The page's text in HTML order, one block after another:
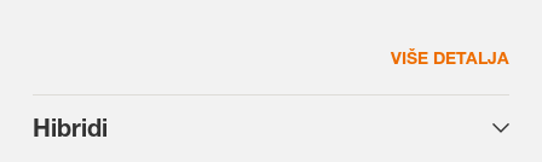
VIŠE DETALJA
Hibridi